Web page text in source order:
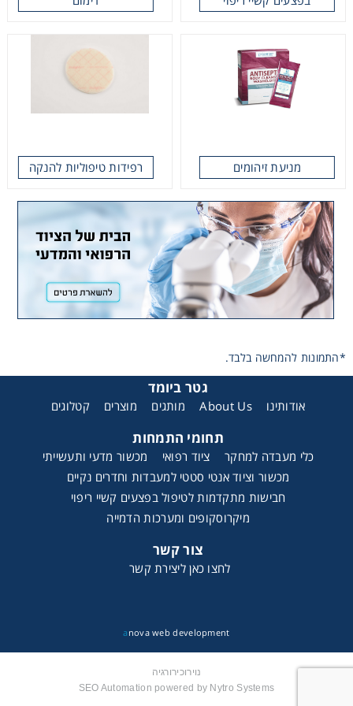
מניעת זיהומים רפידות טיפוליות להנקה
*התמונות להמחשה בלבד.
גטר ביומד
אודותינו About Us מותגים מוצרים קטלוגים
תחומי התמחות
כלי מעבדה למחקר ציוד רפואי
מכשור מדעי ותעשייתי
מכשור וציוד אנטי סטטי למעבדות וחדרים נקיים
חבישות מתקדמות לטיפול בפצעים קשיי ריפוי
מיקרוסקופים ומערכות הדמייה
צור קשר
לחצו כאן ליצירת קשר
a nova web development
נוירוכירורגיה
SEO Automation powered by Nytro Systems
Instrumentation
Microscopy
Pumps
Sample Preparation
Shaking & Stirring
Storage
Washing
Lab Essentials
Reagents & Kits